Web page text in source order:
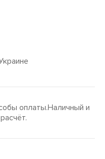
оплаты.Наличный и